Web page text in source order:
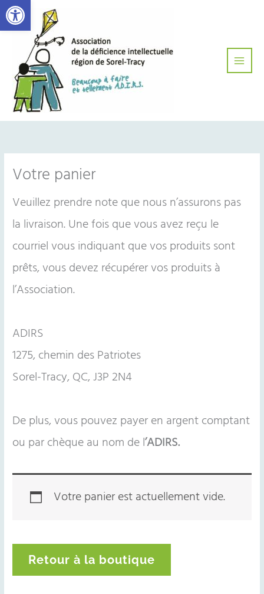
Aller
au
Votre panier
Veuillez prendre note que nous n’assurons pas
la livraison. Une fois que vous avez reçu le
courriel vous indiquant que vos produits sont
prêts, vous devez récupérer vos produits à
l’Association.
ADIRS
1275, chemin des Patriotes
Sorel-Tracy, QC, J3P 2N4
De plus, vous pouvez payer en argent comptant
ou par chèque au nom de l’ADIRS.
Votre panier est actuellement vide.
Retour à la boutique